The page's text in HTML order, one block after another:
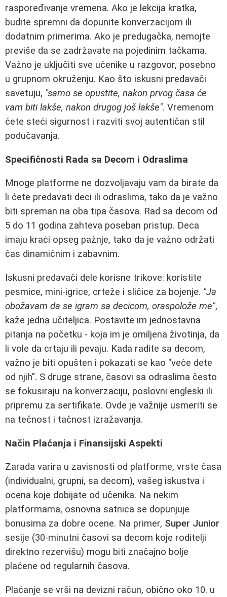
raspoređivanje vremena. Ako je lekcija kratka,
budite spremni da dopunite konverzacijom ili
dodatnim primerima. Ako je predugačka, nemojte
previše da se zadržavate na pojedinim tačkama.
Važno je uključiti sve učenike u razgovor, posebno
u grupnom okruženju. Kao što iskusni predavači
savetuju, "samo se opustite, nakon prvog časa će
vam biti lakše, nakon drugog još lakše". Vremenom
ćete steći sigurnost i razviti svoj autentičan stil
podučavanja.
Specifičnosti Rada sa Decom i Odraslima
Mnoge platforme ne dozvoljavaju vam da birate da
li ćete predavati deci ili odraslima, tako da je važno
biti spreman na oba tipa časova. Rad sa decom od
5 do 11 godina zahteva poseban pristup. Deca
imaju kraći opseg pažnje, tako da je važno održati
čas dinamičnim i zabavnim.
Iskusni predavači dele korisne trikove: koristite
pesmice, mini-igrice, crteže i sličice za bojenje. "Ja
obožavam da se igram sa decicom, oraspolože me",
kaže jedna učiteljica. Postavite im jednostavna
pitanja na početku - koja im je omiljena životinja, da
li vole da crtaju ili pevaju. Kada radite sa decom,
važno je biti opušten i pokazati se kao "veće dete
od njih". S druge strane, časovi sa odraslima često
se fokusiraju na konverzaciju, poslovni engleski ili
pripremu za sertifikate. Ovde je važnije usmeriti se
na tečnost i tačnost izražavanja.
Način Plaćanja i Finansijski Aspekti
Zarada varira u zavisnosti od platforme, vrste časa
(individualni, grupni, sa decom), vašeg iskustva i
ocena koje dobijate od učenika. Na nekim
platformama, osnovna satnica se dopunjuje
bonusima za dobre ocene. Na primer, Super Junior
sesije (30-minutni časovi sa decom koje roditelji
direktno rezervišu) mogu biti značajno bolje
plaćene od regularnih časova.
Plaćanje se vrši na devizni račun, obično oko 10. u